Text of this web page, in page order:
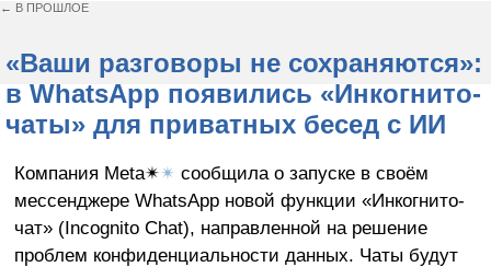
← В ПРОШЛОЕ
«Ваши разговоры не сохраняются»:
в WhatsApp появились «Инкогнито-
чаты» для приватных бесед с ИИ
Компания Meta✴✴ сообщила о запуске в своём
мессенджере WhatsApp новой функции «Инкогнито-
чат» (Incognito Chat), направленной на решение
проблем конфиденциальности данных. Чаты будут